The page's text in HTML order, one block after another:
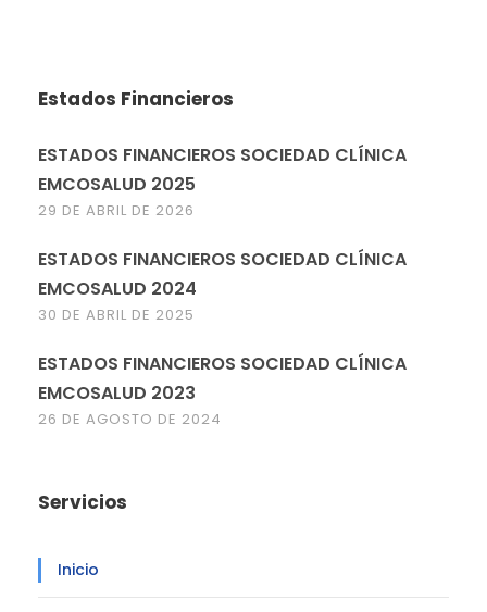
Estados Financieros
ESTADOS FINANCIEROS SOCIEDAD CLÍNICA
EMCOSALUD 2025
29 DE ABRIL DE 2026
ESTADOS FINANCIEROS SOCIEDAD CLÍNICA
EMCOSALUD 2024
30 DE ABRIL DE 2025
ESTADOS FINANCIEROS SOCIEDAD CLÍNICA
EMCOSALUD 2023
26 DE AGOSTO DE 2024
Servicios
Inicio